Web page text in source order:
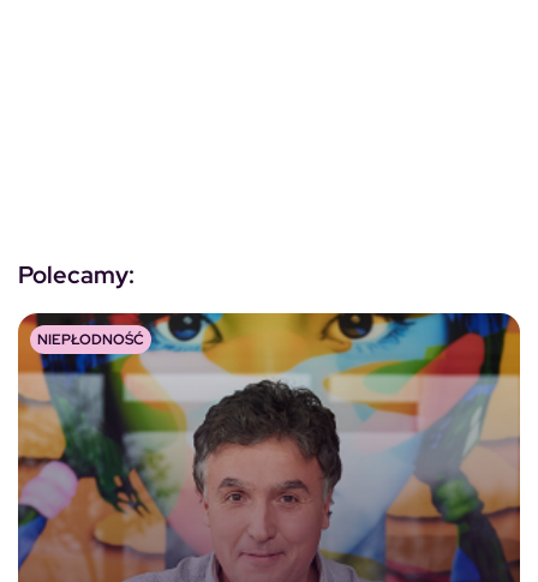
Polecamy:
NIEPŁODNOŚĆ